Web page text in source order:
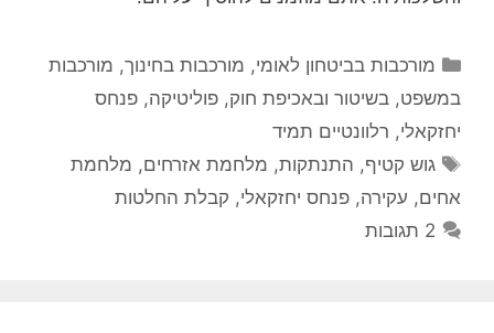
קטגוריות
מורכבות בביטחון לאומי, מורכבות בחינוך, מורכבות
במשפט, בשיטור ובאכיפת חוק, פוליטיקה, פנחס
יחזקאלי, רלוונטיים תמיד
תגיות
גוש קטיף, התנתקות, מלחמת אזרחים, מלחמת
אחים, עקירה, פנחס יחזקאלי, קבלת החלטות
2 תגובות